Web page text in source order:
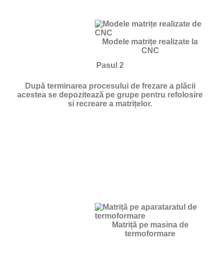
Modele matrițe realizate la
CNC
Pasul 2
După terminarea procesului de frezare a plăcii
acestea se depozitează pe grupe pentru refolosire
si recreare a matrițelor.
Matriță pe masina de
termoformare